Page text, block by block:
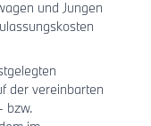
und Jungen
der vereinbarten
bzw.